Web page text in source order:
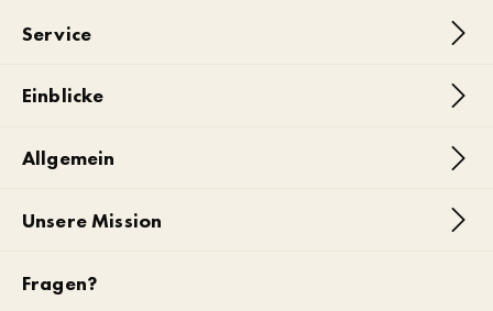
Service
Einblicke
Allgemein
Unsere Mission
Fragen?